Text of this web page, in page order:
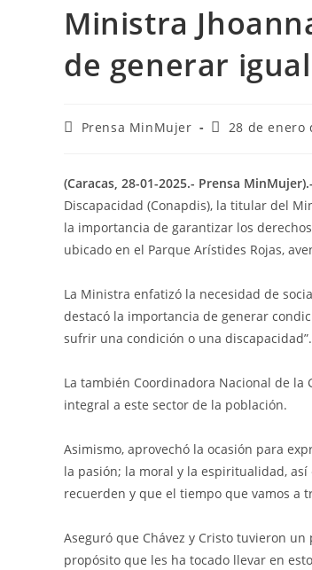
Ministra
de generar
Prensa MinMujer 28 de enero
(Caracas, 28-01-2025.- Prensa MinMujer).-
Discapacidad (Conapdis), la titular del
la importancia de garantizar los
ubicado en el Parque Arístides Rojas,
La Ministra enfatizó la necesidad de
destacó la importancia de generar
sufrir una condición o una discapacidad”.
La también Coordinadora Nacional de
integral a este sector de la población.
Asimismo, aprovechó la ocasión para
la pasión; la moral y la espiritualidad, así
recuerden y que el tiempo que vamos a
Aseguró que Chávez y Cristo tuvieron
propósito que les ha tocado llevar en